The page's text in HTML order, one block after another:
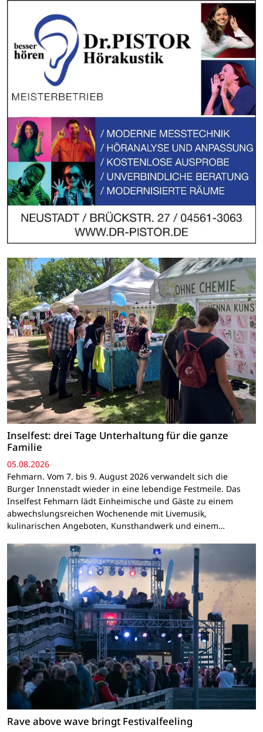
Inselfest: drei Tage Unterhaltung für die ganze
Familie
05.08.2026
Fehmarn. Vom 7. bis 9. August 2026 verwandelt sich die
Burger Innenstadt wieder in eine lebendige Festmeile. Das
Inselfest Fehmarn lädt Einheimische und Gäste zu einem
abwechslungsreichen Wochenende mit Livemusik,
kulinarischen Angeboten, Kunsthandwerk und einem…
Rave above wave bringt Festivalfeeling